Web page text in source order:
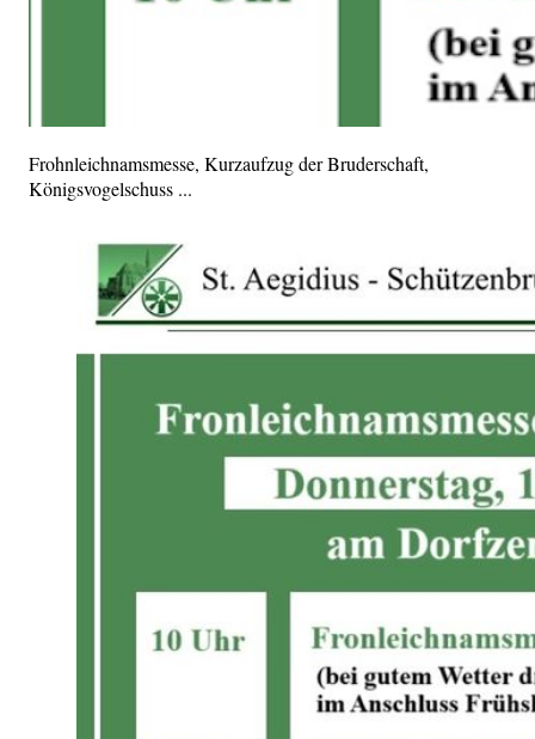
Frohnleichnamsmesse, Kurzaufzug der Bruderschaft,
Königsvogelschuss ...